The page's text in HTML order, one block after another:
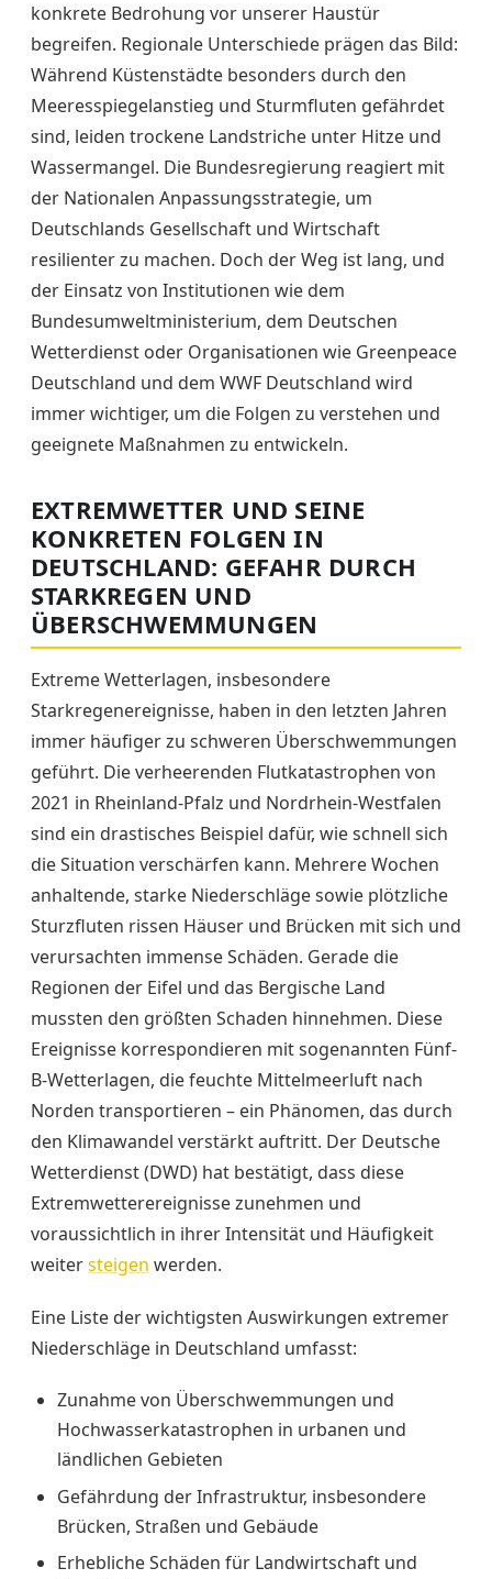
konkrete Bedrohung vor unserer Haustür
begreifen. Regionale Unterschiede prägen das Bild:
Während Küstenstädte besonders durch den
Meeresspiegelanstieg und Sturmfluten gefährdet
sind, leiden trockene Landstriche unter Hitze und
Wassermangel. Die Bundesregierung reagiert mit
der Nationalen Anpassungsstrategie, um
Deutschlands Gesellschaft und Wirtschaft
resilienter zu machen. Doch der Weg ist lang, und
der Einsatz von Institutionen wie dem
Bundesumweltministerium, dem Deutschen
Wetterdienst oder Organisationen wie Greenpeace
Deutschland und dem WWF Deutschland wird
immer wichtiger, um die Folgen zu verstehen und
geeignete Maßnahmen zu entwickeln.
EXTREMWETTER UND SEINE
KONKRETEN FOLGEN IN
DEUTSCHLAND: GEFAHR DURCH
STARKREGEN UND
ÜBERSCHWEMMUNGEN
Extreme Wetterlagen, insbesondere
Starkregenereignisse, haben in den letzten Jahren
immer häufiger zu schweren Überschwemmungen
geführt. Die verheerenden Flutkatastrophen von
2021 in Rheinland-Pfalz und Nordrhein-Westfalen
sind ein drastisches Beispiel dafür, wie schnell sich
die Situation verschärfen kann. Mehrere Wochen
anhaltende, starke Niederschläge sowie plötzliche
Sturzfluten rissen Häuser und Brücken mit sich und
verursachten immense Schäden. Gerade die
Regionen der Eifel und das Bergische Land
mussten den größten Schaden hinnehmen. Diese
Ereignisse korrespondieren mit sogenannten Fünf-
B-Wetterlagen, die feuchte Mittelmeerluft nach
Norden transportieren – ein Phänomen, das durch
den Klimawandel verstärkt auftritt. Der Deutsche
Wetterdienst (DWD) hat bestätigt, dass diese
Extremwetterereignisse zunehmen und
voraussichtlich in ihrer Intensität und Häufigkeit
weitersteigen werden.
Eine Liste der wichtigsten Auswirkungen extremer
Niederschläge in Deutschland umfasst:
Zunahme von Überschwemmungen und
Hochwasserkatastrophen in urbanen und
ländlichen Gebieten
Gefährdung der Infrastruktur, insbesondere
Brücken, Straßen und Gebäude
Erhebliche Schäden für Landwirtschaft und